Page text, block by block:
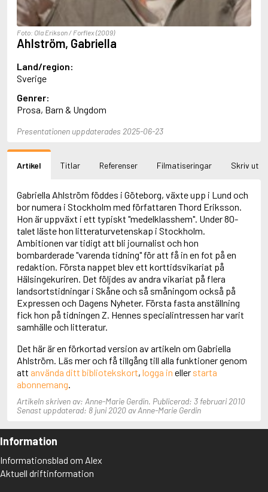
Adam de la Halle
Adamov, Arthur
Adams, Douglas
Adams, Herbert
Adams, Jane
Adams, Richard
Adbåge, Emma
Adbåge, Lisen
Adelborg, Ottilia
Adiga, Aravind
Adnan, Etel
Adolfsson, Evert
Adolfsson, Gunnar
Adolfsson, Josefine
Adolfsson, Maria
Adolphsen, Peter
Foto: Ola Erikson / Forflex (2009)
Ahlström, Gabriella
Land/region:
Sverige
Genrer:
Prosa, Barn & Ungdom
Presentationen uppdaterades 2025-06-23
Artikel Titlar Referenser Filmatiseringar Skriv ut
Gabriella Ahlström föddes i Göteborg, växte upp i Lund och
bor numera i Stockholm med författaren Thord Eriksson.
Hon är uppväxt i ett typiskt "medelklasshem". Under 80-
talet läste hon litteraturvetenskap i Stockholm.
Ambitionen var tidigt att bli journalist och hon
bombarderade "varenda tidning" för att få in en fot på en
redaktion. Första nappet blev ett korttidsvikariat på
Hälsingekuriren. Det följdes av andra vikariat på flera
landsortstidningar i Skåne och så småningom också på
Expressen och Dagens Nyheter. Första fasta anställning
fick hon på tidningen Z. Hennes specialintressen har varit
samhälle och litteratur.
Det här är en förkortad version av artikeln om Gabriella
Ahlström. Läs mer och få tillgång till alla funktioner genom
att använda ditt bibliotekskort, logga in eller starta
abonnemang
Artikeln skriven av: Anne-Marie Gerdin. Publicerad: 3 februari 2010
Senast uppdaterad: 8 juni 2020 av Anne-Marie Gerdin
Information
Informationsblad om Alex
Aktuell driftinformation